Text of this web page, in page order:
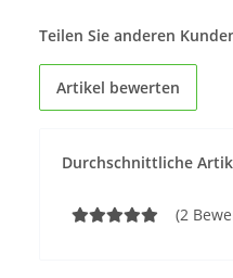
Durchschnittliche
(2
Teilen Sie anderen
Artikel bewerten